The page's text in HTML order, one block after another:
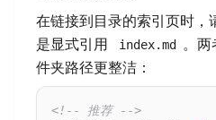
在链接到目录的索引页时，
是显式引用
index.md
。两
件夹路径更整洁：
<!-- 推荐 -->